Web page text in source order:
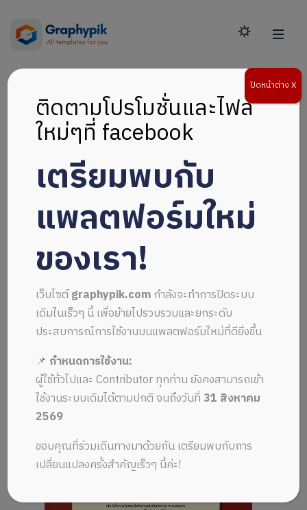
เกียรติ
บัตร
(Canva)
Home
Downloads>
เกียรติบัตร
(Canva)
ติดตามโปรโมชั่นและไฟล์
ใหม่ๆที่ facebook
เตรียมพบกับ
แพลตฟอร์มใหม่
ของเรา!
เว็บไซต์graphypik.comกำลังจะทำการปิดระบบ
เดิมในเร็วๆ นี้ เพื่อย้ายไปรวบรวมและยกระดับ
ประสบการณ์การใช้งานบนแพลตฟอร์มใหม่ที่ดียิ่งขึ้น
📌กำหนดการใช้งาน:
ผู้ใช้ทั่วไปและ Contributor ทุกท่าน ยังคงสามารถเข้า
ใช้งานระบบเดิมได้ตามปกติ จนถึงวันที่ 31 สิงหาคม
2569
ขอบคุณที่ร่วมเดินทางมาด้วยกัน เตรียมพบกับการ
เปลี่ยนแปลงครั้งสำคัญเร็วๆ นี้ค่ะ!
ปิดหน้าต่าง X